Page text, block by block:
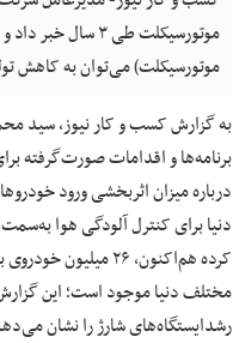
موتورسیکلت طی
موتورسیکلت) می‌توان به کاهش تولید آلاینده‌ها
به گزارش کسب و کار نیوز، سید
برنامه‌ها و اقدامات صورت‌گرفته
درباره میزان اثربخشی ورود
دنیا برای کنترل آلودگی هوا
رشد‌ایستگاه‌های شارژ را نشان